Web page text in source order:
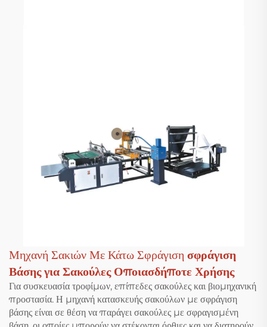
Μηχανή Σακιών Με Κάτω Σφράγιση σφράγιση
Βάσης για Σακούλες Οποιασδήποτε Χρήσης
Για συσκευασία τροφίμων, επίπεδες σακούλες και βιομηχανική
προστασία. Η μηχανή κατασκευής σακούλων με σφράγιση
βάσης είναι σε θέση να παράγει σακούλες με σφραγισμένη